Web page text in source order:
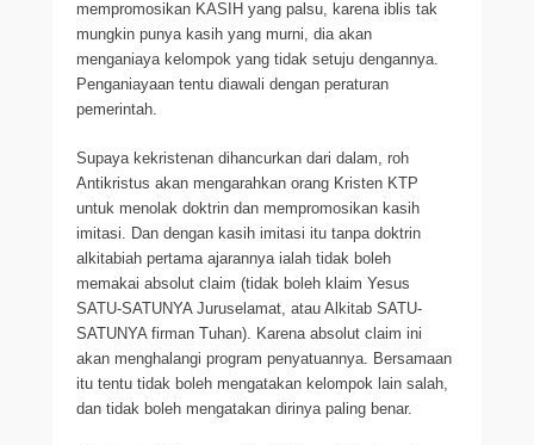
mempromosikan KASIH yang palsu, karena iblis tak
mungkin punya kasih yang murni, dia akan
menganiaya kelompok yang tidak setuju dengannya.
Penganiayaan tentu diawali dengan peraturan
pemerintah.
Supaya kekristenan dihancurkan dari dalam, roh
Antikristus akan mengarahkan orang Kristen KTP
untuk menolak doktrin dan mempromosikan kasih
imitasi. Dan dengan kasih imitasi itu tanpa doktrin
alkitabiah pertama ajarannya ialah tidak boleh
memakai absolut claim (tidak boleh klaim Yesus
SATU-SATUNYA Juruselamat, atau Alkitab SATU-
SATUNYA firman Tuhan). Karena absolut claim ini
akan menghalangi program penyatuannya. Bersamaan
itu tentu tidak boleh mengatakan kelompok lain salah,
dan tidak boleh mengatakan dirinya paling benar.